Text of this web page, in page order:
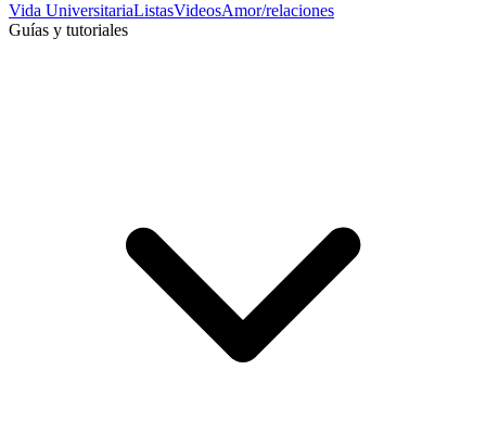
Vida UniversitariaListasVideosAmor/relaciones
Guías y tutoriales